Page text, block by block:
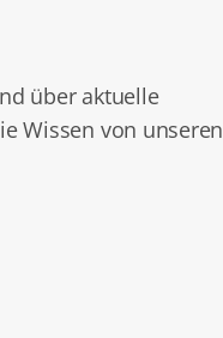
über aktuelle
Wissen von unseren